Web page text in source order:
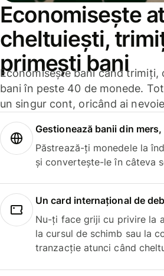
Economisește
cheltuiești,
primești bani
Economisește bani când trimiți,
bani în peste 40 de monede.
un singur cont, oricând ai
Gestionează banii din
Păstrează-ți monedele la
și convertește-le în câteva
Un card internațional de
Nu-ți face griji cu privire la
la cursul de schimb sau la
tranzacție atunci când